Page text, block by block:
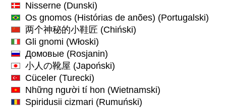
Nisserne (Dunski)
Os gnomos (Histórias de anões) (Portugalski)
两个神秘的小鞋匠 (Chiński)
Gli gnomi (Włoski)
Домовые (Rosjanin)
小人の靴屋 (Japoński)
Cüceler (Turecki)
Những người tí hon (Wietnamski)
Spiridusii cizmari (Rumuński)